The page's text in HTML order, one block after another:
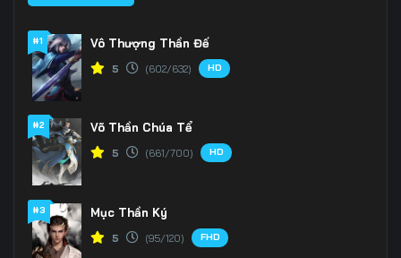
Tập 148 Tập 149
Tập 151
Tập 154 Tập 155
Tập 157
Tập 160
Tập 163 Tập 164
#1 Vô Thượng Thần Đế
5 (602/632) HD
#2 Võ Thần Chúa Tể
5 (661/700) HD
#3 Mục Thần Ký
5 (95/120) FHD